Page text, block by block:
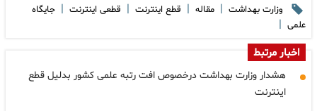
وزارت بهداشت | مقاله | قطع اینترنت | قطعی اینترنت | جایگاه
علمی |
اخبار مرتبط
هشدار وزارت بهداشت درخصوص افت رتبه علمی کشور بدلیل قطع
اینترنت